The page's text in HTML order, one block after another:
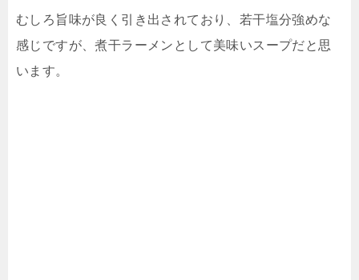
むしろ旨味が良く引き出されており、若干塩分強めな
感じですが、煮干ラーメンとして美味いスープだと思
います。